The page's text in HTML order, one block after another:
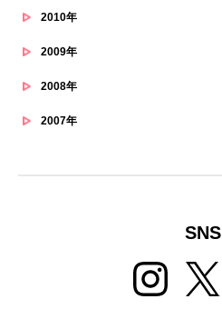
2010年
2009年
2008年
2007年
SNS